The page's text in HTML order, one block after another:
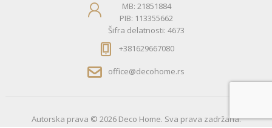
MB: 21851884
PIB: 113355662
Šifra delatnosti: 4673
+381629667080
office@decohome.rs
Autorska prava © 2026 Deco Home. Sva prava zadržana.